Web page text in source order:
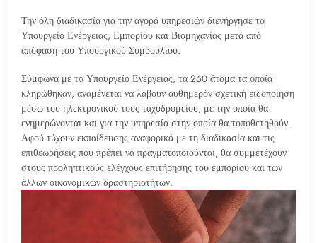
Την όλη διαδικασία για την αγορά υπηρεσιών διενήργησε το
Υπουργείο Ενέργειας, Εμπορίου και Βιομηχανίας μετά από
απόφαση του Υπουργικού Συμβουλίου.
Σύμφωνα με το Υπουργείο Ενέργειας, τα 260 άτομα τα οποία
κληρώθηκαν, αναμένεται να λάβουν αυθημερόν σχετική ειδοποίηση
μέσω του ηλεκτρονικού τους ταχυδρομείου, με την οποία θα
ενημερώνονται και για την υπηρεσία στην οποία θα τοποθετηθούν.
Αφού τύχουν εκπαίδευσης αναφορικά με τη διαδικασία και τις
επιθεωρήσεις που πρέπει να πραγματοποιούνται, θα συμμετέχουν
στους προληπτικούς ελέγχους επιτήρησης του εμπορίου και των
άλλων οικονομικών δραστηριοτήτων.